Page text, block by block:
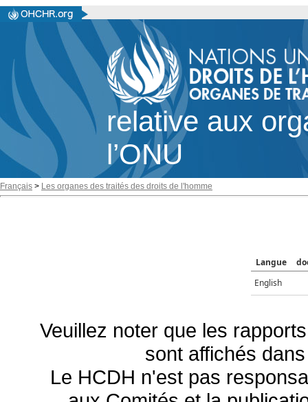
relative aux
l’ONU
Français > Les organes des traités des droits de l'homme
Langue
English
Veuillez noter que les
sont affichés
Le HCDH n'est pas